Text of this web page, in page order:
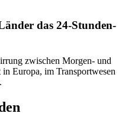
das 24-Stunden-
zwischen Morgen- und
Europa, im Transportwesen